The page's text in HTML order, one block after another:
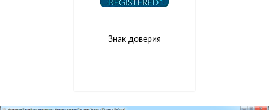
Знак доверия